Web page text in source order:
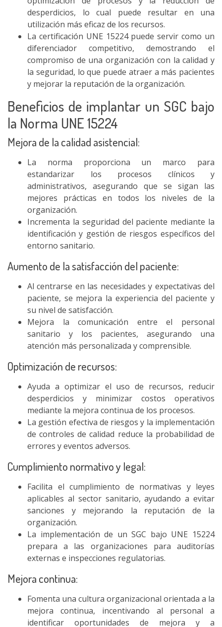
desperdicios, lo cual puede resultar en una
utilización más eficaz de los recursos.
La certificación UNE 15224 puede servir como un
diferenciador competitivo, demostrando el
compromiso de una organización con la calidad y
la seguridad, lo que puede atraer a más pacientes
y mejorar la reputación de la organización.
Beneficios de implantar un SGC bajo
la Norma UNE 15224
Mejora de la calidad asistencial:
La norma proporciona un marco para
estandarizar los procesos clínicos y
administrativos, asegurando que se sigan las
mejores prácticas en todos los niveles de la
organización.
Incrementa la seguridad del paciente mediante la
identificación y gestión de riesgos específicos del
entorno sanitario.
Aumento de la satisfacción del paciente:
Al centrarse en las necesidades y expectativas del
paciente, se mejora la experiencia del paciente y
su nivel de satisfacción.
Mejora la comunicación entre el personal
sanitario y los pacientes, asegurando una
atención más personalizada y comprensible.
Optimización de recursos:
Ayuda a optimizar el uso de recursos, reducir
desperdicios y minimizar costos operativos
mediante la mejora continua de los procesos.
La gestión efectiva de riesgos y la implementación
de controles de calidad reduce la probabilidad de
errores y eventos adversos.
Cumplimiento normativo y legal:
Facilita el cumplimiento de normativas y leyes
aplicables al sector sanitario, ayudando a evitar
sanciones y mejorando la reputación de la
organización.
La implementación de un SGC bajo UNE 15224
prepara a las organizaciones para auditorías
externas e inspecciones regulatorias.
Mejora continua:
Fomenta una cultura organizacional orientada a la
mejora continua, incentivando al personal a
identificar oportunidades de mejora y a